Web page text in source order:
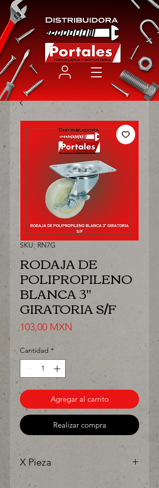
SKU: RN7G
RODAJA DE
POLIPROPILENO
BLANCA 3"
GIRATORIA S/F
103,00 MXN
Cantidad *
Agregar al carrito
Realizar compra
X Pieza
"Ya sea para comprar o para surtir,